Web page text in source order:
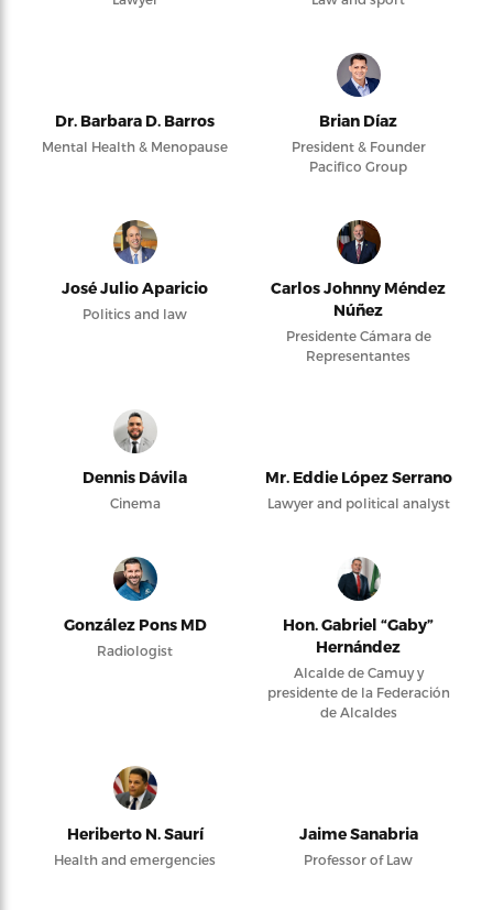
Dr. Barbara D. Barros
Mental Health & Menopause
Brian Díaz
President & Founder
Pacifico Group
José Julio Aparicio
Politics and law
Carlos Johnny Méndez
Núñez
Presidente Cámara de
Representantes
Dennis Dávila
Cinema
Mr. Eddie López Serrano
Lawyer and political analyst
González Pons MD
Radiologist
Hon. Gabriel “Gaby”
Hernández
Alcalde de Camuy y
presidente de la Federación
de Alcaldes
Heriberto N. Saurí
Health and emergencies
Jaime Sanabria
Professor of Law